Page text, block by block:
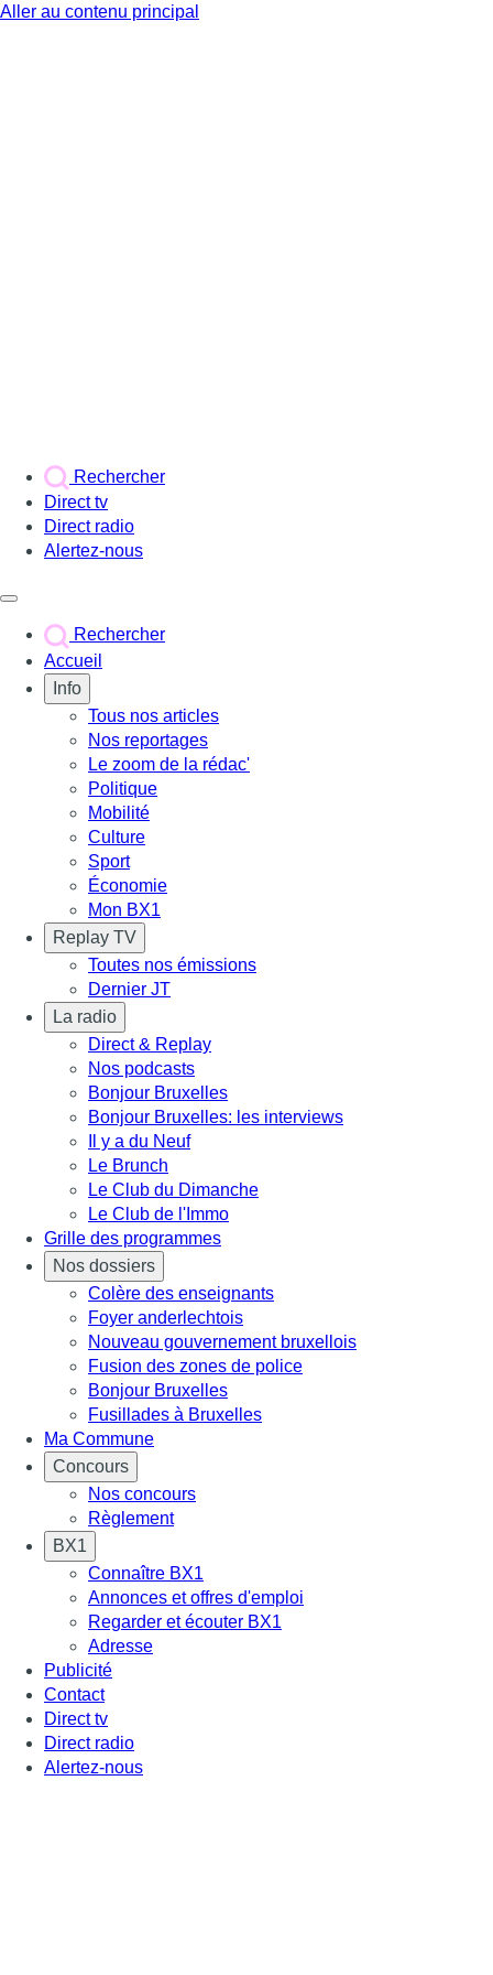
Aller au contenu principal
Rechercher
Direct tv
Direct radio
Alertez-nous
Rechercher
Accueil
Info
Tous nos articles
Nos reportages
Le zoom de la rédac'
Politique
Mobilité
Culture
Sport
Économie
Mon BX1
Replay TV
Toutes nos émissions
Dernier JT
La radio
Direct & Replay
Nos podcasts
Bonjour Bruxelles
Bonjour Bruxelles: les interviews
Il y a du Neuf
Le Brunch
Le Club du Dimanche
Le Club de l'Immo
Grille des programmes
Nos dossiers
Colère des enseignants
Foyer anderlechtois
Nouveau gouvernement bruxellois
Fusion des zones de police
Bonjour Bruxelles
Fusillades à Bruxelles
Ma Commune
Concours
Nos concours
Règlement
BX1
Connaître BX1
Annonces et offres d'emploi
Regarder et écouter BX1
Adresse
Publicité
Contact
Direct tv
Direct radio
Alertez-nous